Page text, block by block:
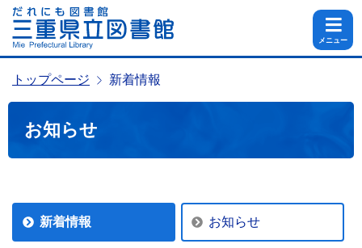
メニュー
トップページ 新着情報
お知らせ
新着情報 お知らせ